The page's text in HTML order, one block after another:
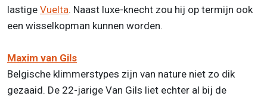
lastige Vuelta. Naast luxe-knecht zou hij op termijn ook
een wisselkopman kunnen worden.
Maxim van Gils
Belgische klimmerstypes zijn van nature niet zo dik
gezaaid. De 22-jarige Van Gils liet echter al bij de